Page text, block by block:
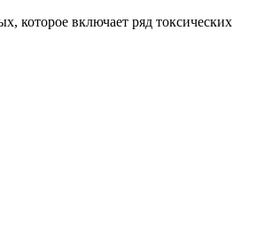
которое включает ряд токсических